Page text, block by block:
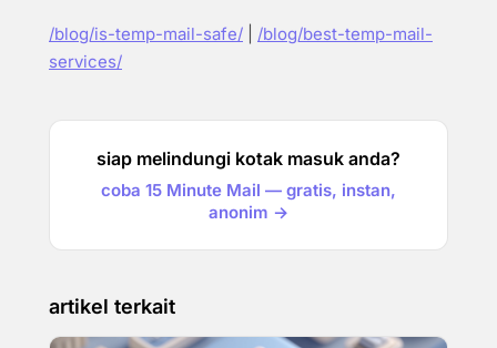
/blog/is-temp-mail-safe/
/blog/best-temp-mail-
services/
siap melindungi kotak masuk anda?
coba 15 Minute Mail — gratis, instan,
anonim →
artikel terkait